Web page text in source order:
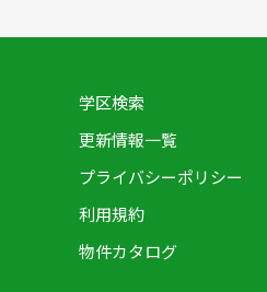
学区検索
更新情報一覧
プライバシーポリシー
利用規約
物件カタログ